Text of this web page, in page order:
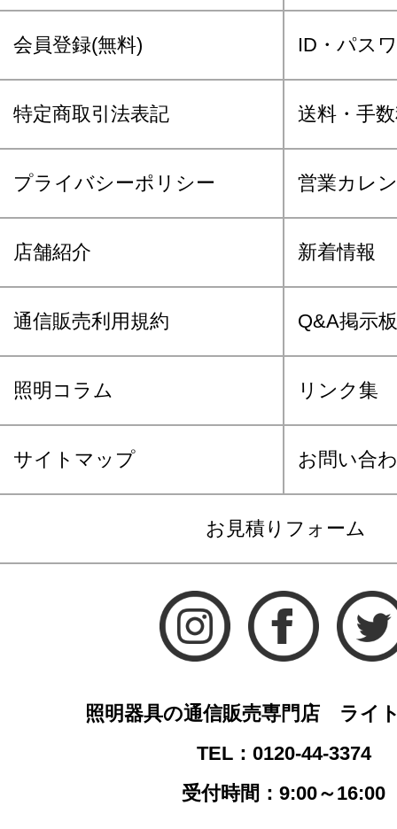
会員登録(無料) ID・パス
特定商取引法表記 送料・手
プライバシーポリシー 営業カレ
店舗紹介 新着情報
通信販売利用規約 Q&A掲示板
照明コラム リンク集
サイトマップ お問い合
お見積りフォーム
照明器具の通信販売専門店 ライ
TEL：0120-44-3374
受付時間：9:00～16:00